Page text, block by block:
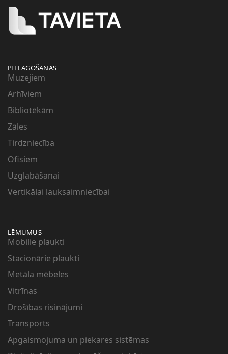
PIELĀGOŠANĀS
Muzejiem
Arhīviem
Bibliotēkām
Zāles
Tirdzniecība
Ofisiem
Uzglabāšanai
Vertikālai lauksaimniecībai
LĒMUMUS
Mobilie plaukti
Stacionārie plaukti
Metāla mēbeles
Vitrīnas
Drošības risinājumi
Transports
Apgaismojuma un piekares sistēmas